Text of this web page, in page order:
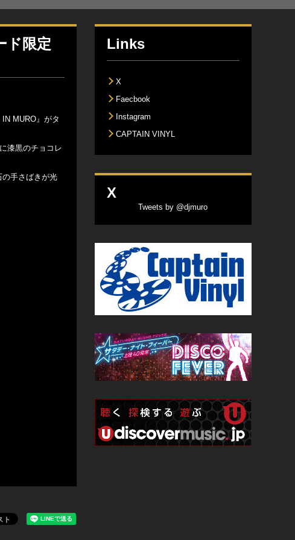
ド限定
MURO』がタ
漆黒のチョコレ
手さばきが光
Links
X
Faecbook
Instagram
CAPTAIN VINYL
X
Tweets by @djmuro